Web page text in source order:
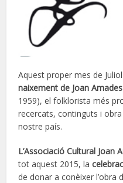
Aquest proper mes de Juliol
naixement de Joan
1959), el folklorista més
recercats, continguts i
nostre país.
L’Associació Cultural Joan
tot aquest 2015, la
de donar a conèixer l’obra